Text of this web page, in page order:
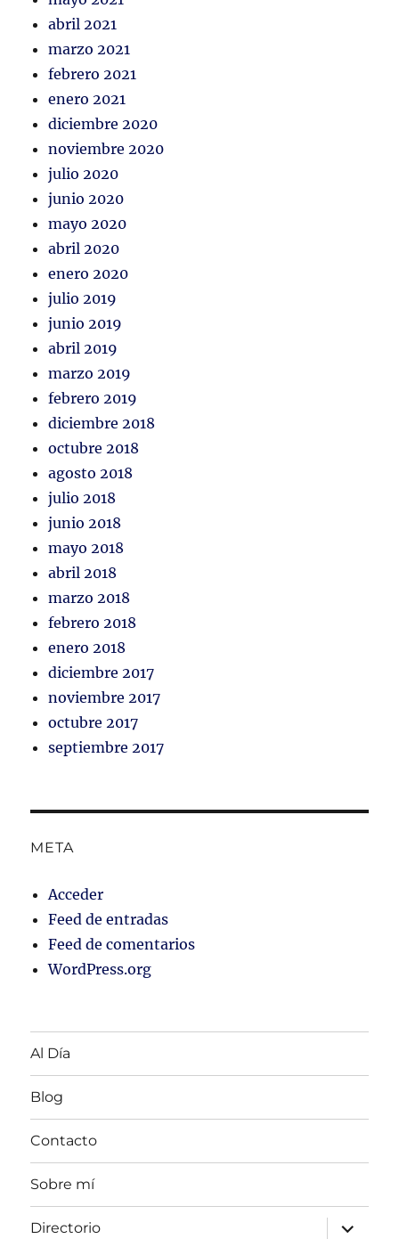
abril 2021
marzo 2021
febrero 2021
enero 2021
diciembre 2020
noviembre 2020
julio 2020
junio 2020
mayo 2020
abril 2020
enero 2020
julio 2019
junio 2019
abril 2019
marzo 2019
febrero 2019
diciembre 2018
octubre 2018
agosto 2018
julio 2018
junio 2018
mayo 2018
abril 2018
marzo 2018
febrero 2018
enero 2018
diciembre 2017
noviembre 2017
octubre 2017
septiembre 2017
META
Acceder
Feed de entradas
Feed de comentarios
WordPress.org
Al Día
Blog
Contacto
Sobre mí
Directorio
expandir
menú